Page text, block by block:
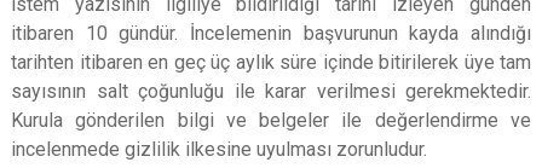
itibaren 10 gündür. İncelemenin başvurunun kayda alındığı
tarihten itibaren en geç üç aylık süre içinde bitirilerek üye tam
sayısının salt çoğunluğu ile karar verilmesi gerekmektedir.
Kurula gönderilen bilgi ve belgeler ile değerlendirme ve
incelenmede gizlilik ilkesine uyulması zorunludur.